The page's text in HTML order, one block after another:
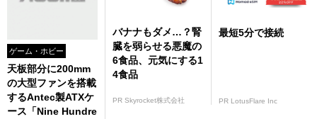
ゲーム・ホビー
天板部分に200mm
の大型ファンを搭載
するAntec製ATXケ
ース「Nine Hundre
バナナもダメ…？腎
臓を弱らせる悪魔の
6食品、元気にする1
4食品
PR Skyrocket株式会社
最短5分で接続
PR LotusFlare Inc